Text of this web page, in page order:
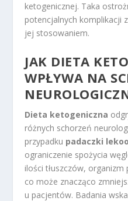
ketogenicznej. Taka
potencjalnych komplikacji
jej stosowaniem.
JAK DIETA
WPŁYWA NA
Dieta ketogeniczna
różnych schorzeń
przypadku padaczki
ograniczenie spożycia
ilości tłuszczów, organizm
co może znacząco
u pacjentów. Badania